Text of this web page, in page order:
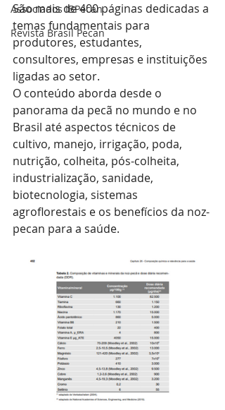
Associados IBPecan
Revista Brasil Pecan
São mais de 400 páginas dedicadas a
temas fundamentais para
produtores, estudantes,
consultores, empresas e instituições
ligadas ao setor.
O conteúdo aborda desde o
panorama da pecã no mundo e no
Brasil até aspectos técnicos de
cultivo, manejo, irrigação, poda,
nutrição, colheita, pós-colheita,
industrialização, sanidade,
biotecnologia, sistemas
agroflorestais e os benefícios da noz-
pecan para a saúde.